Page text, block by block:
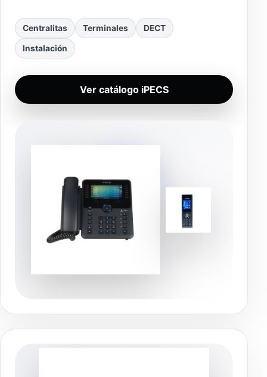
Centralitas Terminales DECT
Instalación
Ver catálogo iPECS